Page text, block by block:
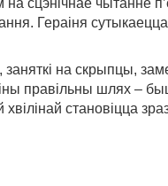
Гераіня
на скрыпцы,
правільны шлях –
становіцца